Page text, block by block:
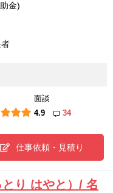
金)
面談
4.9
34
仕事依頼・見積り
り はやと）/ 名